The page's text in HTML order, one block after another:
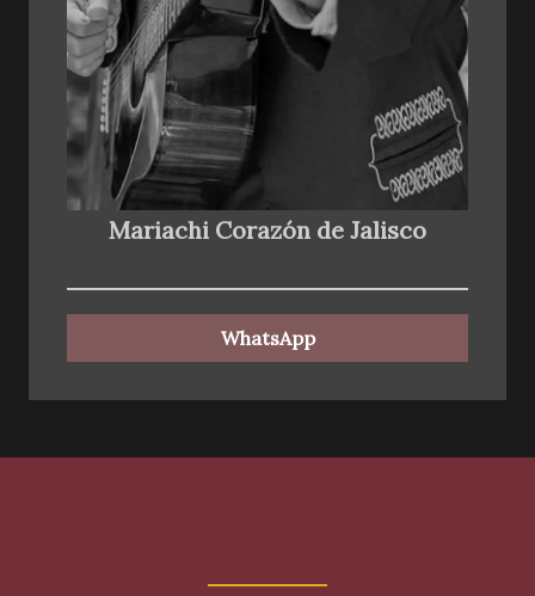
Mariachi Corazón de Jalisco
WhatsApp